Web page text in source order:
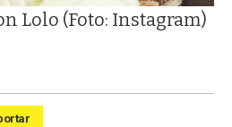
Lolo (Foto: Instagram)